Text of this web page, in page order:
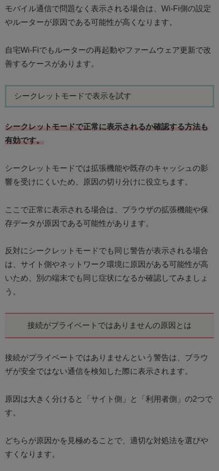
モバイル通信で問題なく表示される場合は、Wi-Fi側の設定
やルーターが原因である可能性が高くなります。
自宅Wi-Fiでもルーターの再起動やファームウェア更新で改
善するケースがあります。
シークレットモードで表示を試す
シークレットモードで正常に表示されるか確認する方法も
有効です。
シークレットモードでは拡張機能や既存のキャッシュの影
響を受けにくいため、原因の切り分けに役立ちます。
ここで正常に表示される場合は、ブラウザの拡張機能や保
存データが原因である可能性があります。
反対にシークレットモードでも同じ警告が表示される場合
は、サイト側やネットワーク環境に原因がある可能性が高
いため、別の端末でも同じ症状になるか確認してみましょ
う。
接続がプライベートではありませんの原因とは
接続がプライベートではありませんという警告は、ブラウ
ザが安全ではない通信を検知した際に表示されます。
原因は大きく分けると「サイト側」と「利用者側」の2つで
す。
どちらが原因かを見極めることで、適切な対処法を選びや
すくなります。